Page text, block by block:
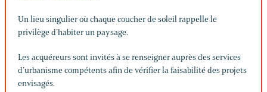
Un lieu singulier où chaque coucher de soleil rappelle le
privilège d’habiter un paysage.
Les acquéreurs sont invités à se renseigner auprès des services
d’urbanisme compétents afin de vérifier la faisabilité des projets
envisagés.